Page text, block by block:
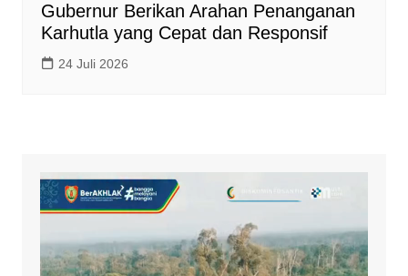
Gubernur Berikan Arahan Penanganan
Karhutla yang Cepat dan Responsif
24 Juli 2026